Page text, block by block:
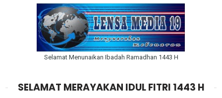
Selamat Menunaikan Ibadah Ramadhan 1443 H
SELAMAT MERAYAKAN IDUL FITRI 1443 H